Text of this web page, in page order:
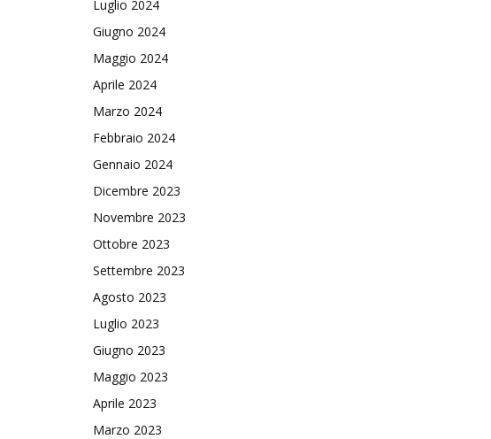
Luglio 2024
Giugno 2024
Maggio 2024
Aprile 2024
Marzo 2024
Febbraio 2024
Gennaio 2024
Dicembre 2023
Novembre 2023
Ottobre 2023
Settembre 2023
Agosto 2023
Luglio 2023
Giugno 2023
Maggio 2023
Aprile 2023
Marzo 2023